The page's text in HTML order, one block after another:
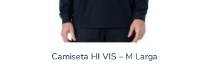
Camiseta HI VIS – M Larga